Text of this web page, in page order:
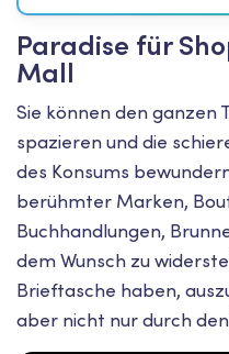
Paradise für
Mall
Sie können den ganzen
spazieren und die
des Konsums
berühmter Marken,
Buchhandlungen,
dem Wunsch zu
Brieftasche haben,
aber nicht nur durch